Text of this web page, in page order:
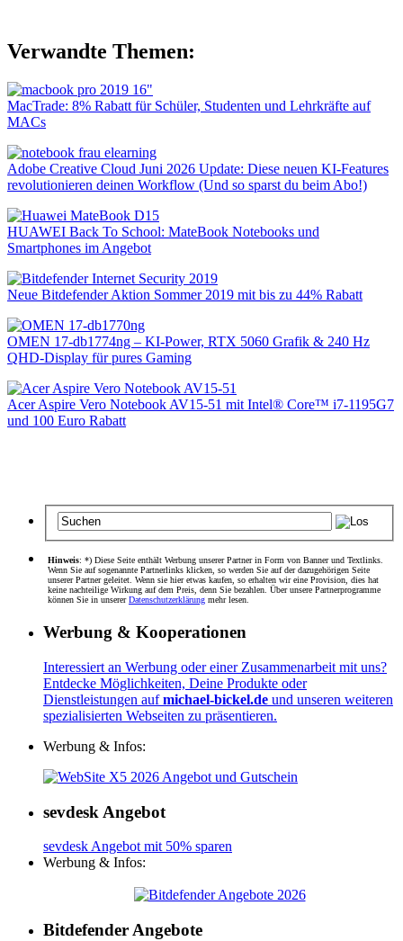
Verwandte Themen:
MacTrade: 8% Rabatt für Schüler, Studenten und Lehrkräfte auf
MACs
Adobe Creative Cloud Juni 2026 Update: Diese neuen KI-Features
revolutionieren deinen Workflow (Und so sparst du beim Abo!)
HUAWEI Back To School: MateBook Notebooks und
Smartphones im Angebot
Neue Bitdefender Aktion Sommer 2019 mit bis zu 44% Rabatt
OMEN 17-db1774ng – KI-Power, RTX 5060 Grafik & 240 Hz
QHD-Display für pures Gaming
Acer Aspire Vero Notebook AV15-51 mit Intel® Core™ i7-1195G7
und 100 Euro Rabatt
Hinweis: *) Diese Seite enthält Werbung unserer Partner in Form von Banner und Textlinks.
Wenn Sie auf sogenannte Partnerlinks klicken, so werden Sie auf der dazugehörigen Seite
unserer Partner geleitet. Wenn sie hier etwas kaufen, so erhalten wir eine Provision, dies hat
keine nachteilige Wirkung auf dem Preis, denn Sie bezahlen. Über unsere Partnerprogramme
können Sie in unsererDatenschutzerklärung mehr lesen.
Werbung & Kooperationen
Interessiert an Werbung oder einer Zusammenarbeit mit uns?
Entdecke Möglichkeiten, Deine Produkte oder
Dienstleistungen aufmichael-bickel.de und unseren weiteren
spezialisierten Webseiten zu präsentieren.
Werbung & Infos:
sevdesk Angebot
sevdesk Angebot mit 50% sparen
Werbung & Infos:
Bitdefender Angebote